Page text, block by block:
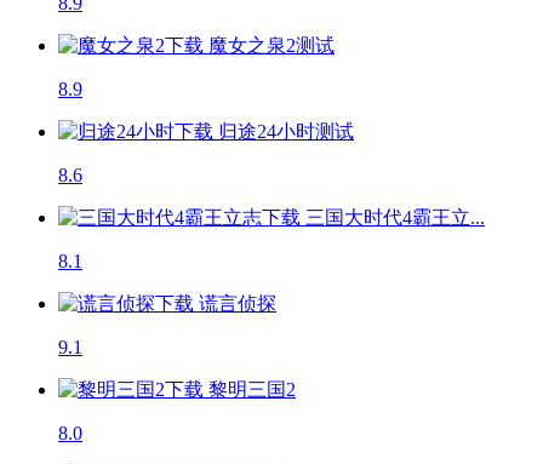
魔女之泉2测试
8.9
归途24小时测试
8.6
三国大时代4霸王立...
8.1
谎言侦探
9.1
黎明三国2
8.0